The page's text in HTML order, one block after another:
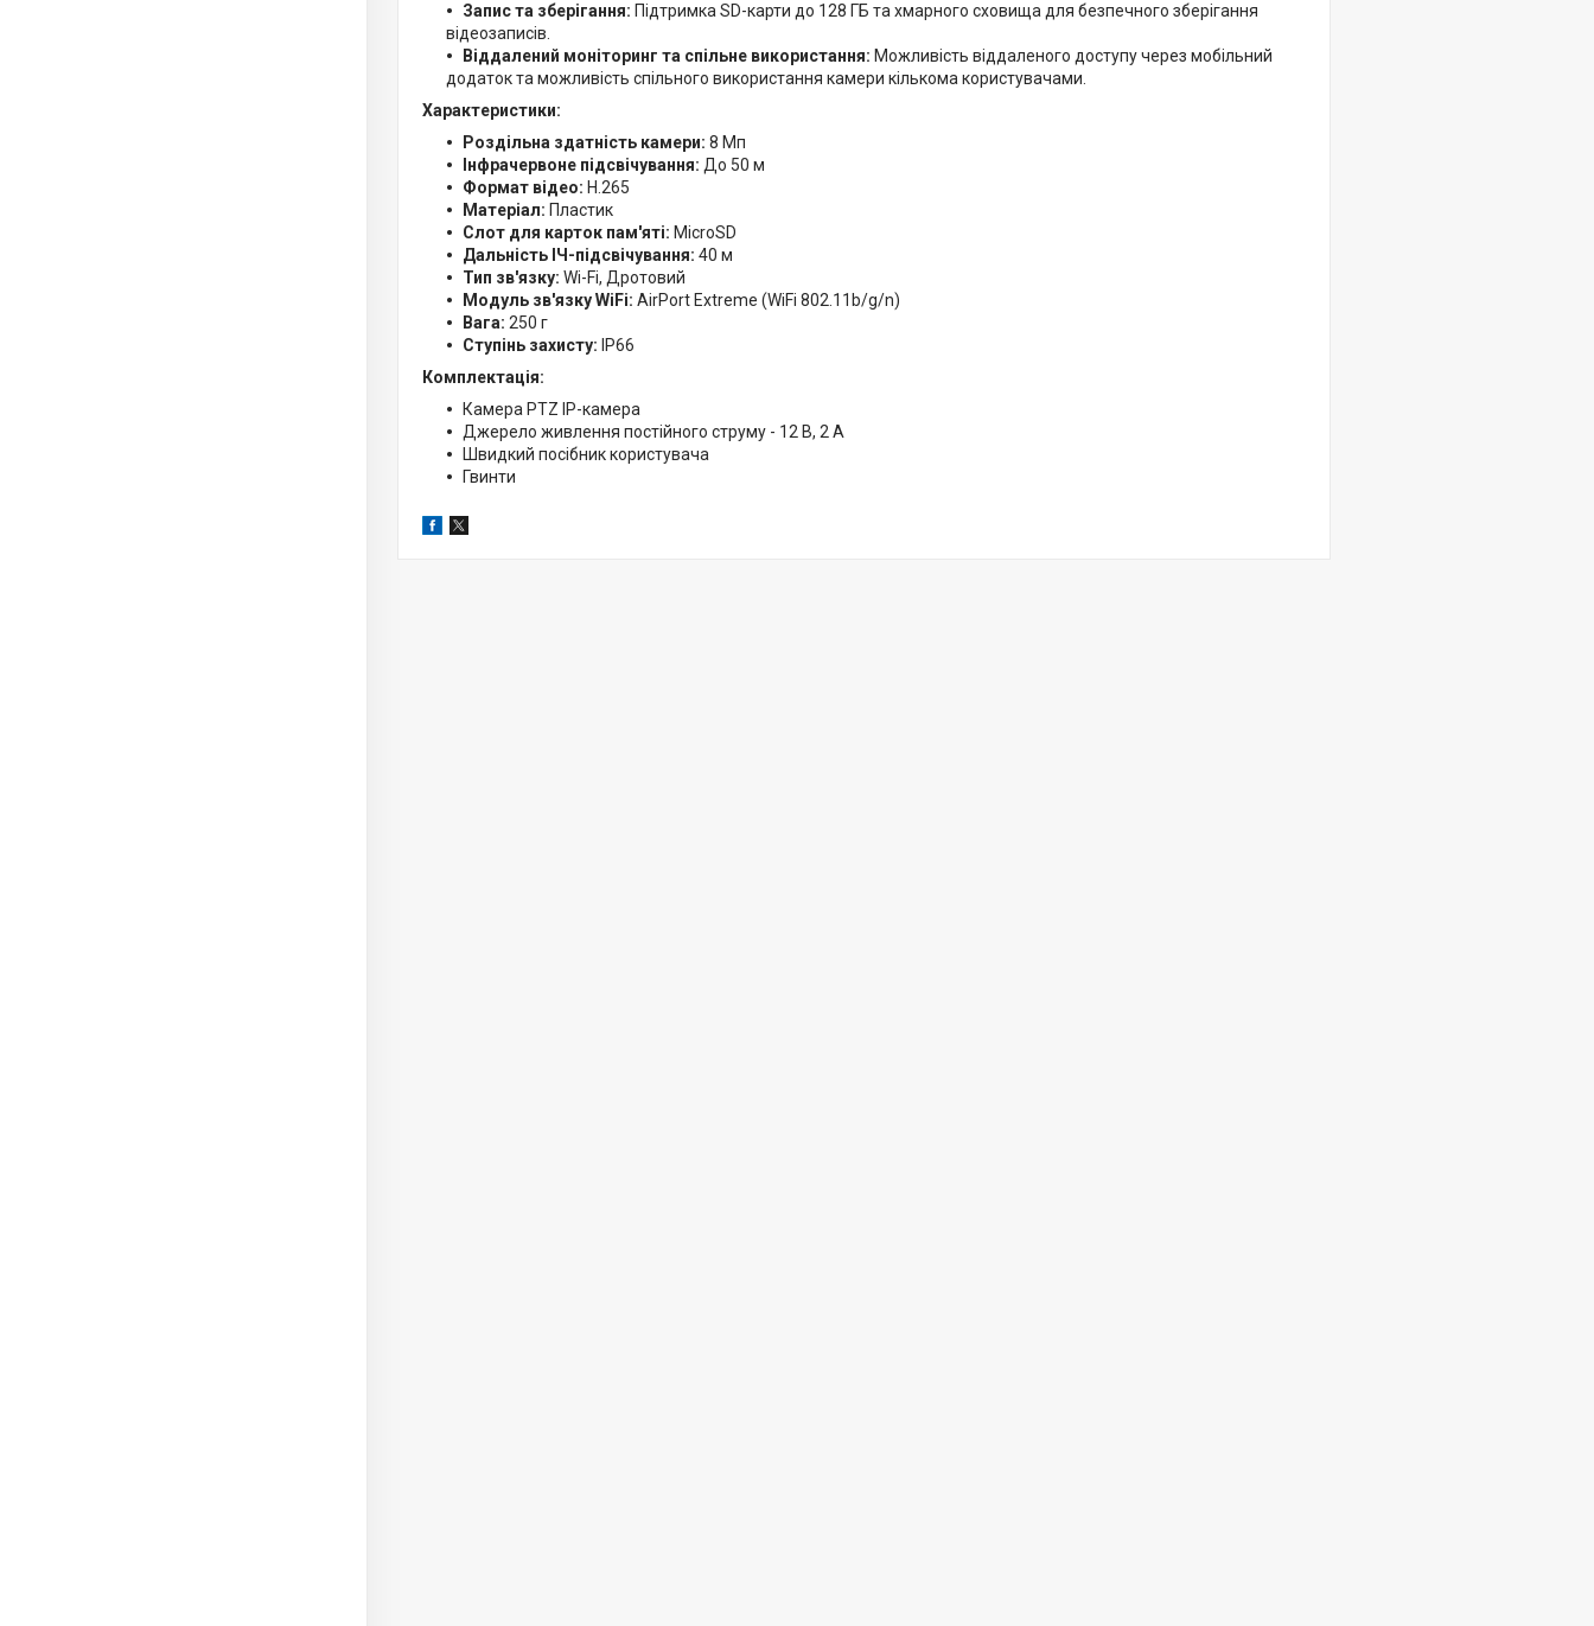
Запис та зберігання: Підтримка SD-карти до 128 ГБ та хмарного сховища для безпечного зберігання
відеозаписів.
Віддалений моніторинг та спільне використання: Можливість віддаленого доступу через мобільний
додаток та можливість спільного використання камери кількома користувачами.
Характеристики:
Роздільна здатність камери: 8 Мп
Інфрачервоне підсвічування: До 50 м
Формат відео: H.265
Матеріал: Пластик
Слот для карток пам'яті: MicroSD
Дальність ІЧ-підсвічування: 40 м
Тип зв'язку: Wi-Fi, Дротовий
Модуль зв'язку WiFi: AirPort Extreme (WiFi 802.11b/g/n)
Вага: 250 г
Ступінь захисту: IP66
Комплектація:
Камера PTZ IP-камера
Джерело живлення постійного струму - 12 В, 2 А
Швидкий посібник користувача
Гвинти